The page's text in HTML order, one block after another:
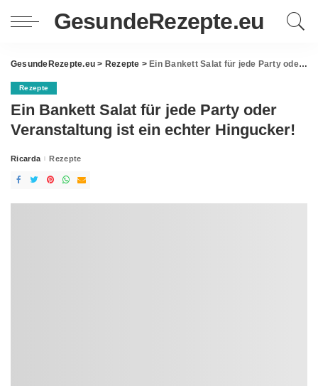
GesundeRezepte.eu
GesundeRezepte.eu > Rezepte > Ein Bankett Salat für jede Party oder Veranstaltung ist ein echter Hingucker!
Rezepte
Ein Bankett Salat für jede Party oder
Veranstaltung ist ein echter Hingucker!
Posted
Ricarda Rezepte